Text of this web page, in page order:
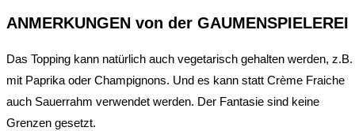
ANMERKUNGEN von der GAUMENSPIELEREI
Das Topping kann natürlich auch vegetarisch gehalten werden, z.B.
mit Paprika oder Champignons. Und es kann statt Crème Fraiche
auch Sauerrahm verwendet werden. Der Fantasie sind keine
Grenzen gesetzt.